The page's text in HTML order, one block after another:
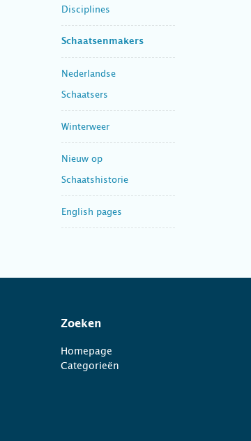
Disciplines
Schaatsenmakers
Nederlandse
Schaatsers
Winterweer
Nieuw op
Schaatshistorie
English pages
Zoeken
Homepage
Categorieën